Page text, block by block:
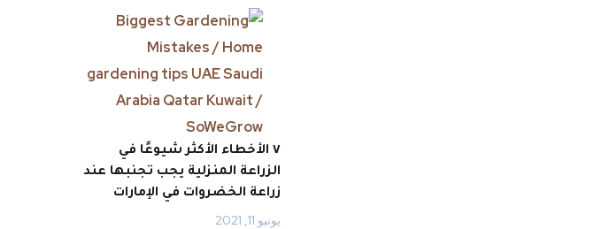
٧ الأخطاء الأكثر شيوعًا في
الزراعة المنزلية يجب تجنبها عند
زراعة الخضروات في الإمارات
يونيو 11, 2021